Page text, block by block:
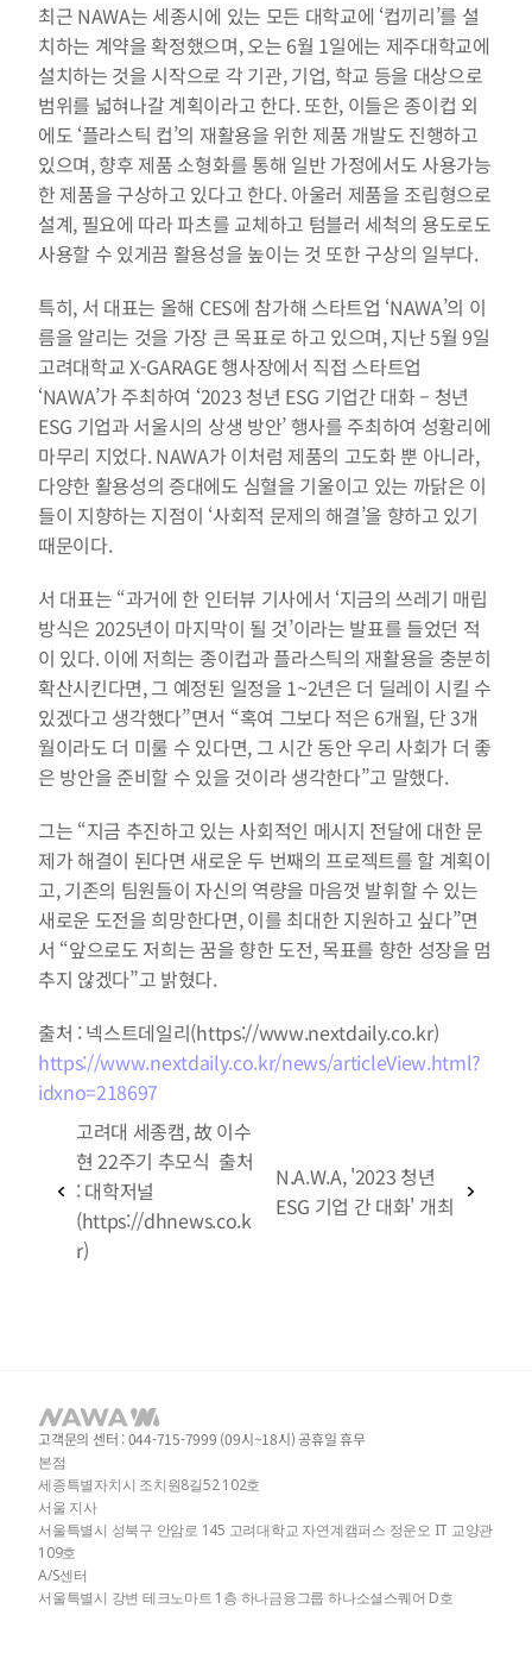
최근 NAWA는 세종시에 있는 모든 대학교에 ‘컵끼리’를 설
치하는 계약을 확정했으며, 오는 6월 1일에는 제주대학교에
설치하는 것을 시작으로 각 기관, 기업, 학교 등을 대상으로
범위를 넓혀나갈 계획이라고 한다. 또한, 이들은 종이컵 외
에도 ‘플라스틱 컵’의 재활용을 위한 제품 개발도 진행하고
있으며, 향후 제품 소형화를 통해 일반 가정에서도 사용가능
한 제품을 구상하고 있다고 한다. 아울러 제품을 조립형으로
설계, 필요에 따라 파츠를 교체하고 텀블러 세척의 용도로도
사용할 수 있게끔 활용성을 높이는 것 또한 구상의 일부다.
특히, 서 대표는 올해 CES에 참가해 스타트업 ‘NAWA’의 이
름을 알리는 것을 가장 큰 목표로 하고 있으며, 지난 5월 9일
고려대학교 X-GARAGE 행사장에서 직접 스타트업
‘NAWA’가 주최하여 ‘2023 청년 ESG 기업간 대화 – 청년
ESG 기업과 서울시의 상생 방안’ 행사를 주최하여 성황리에
마무리 지었다. NAWA가 이처럼 제품의 고도화 뿐 아니라,
다양한 활용성의 증대에도 심혈을 기울이고 있는 까닭은 이
들이 지향하는 지점이 ‘사회적 문제의 해결’을 향하고 있기
때문이다.
서 대표는 “과거에 한 인터뷰 기사에서 ‘지금의 쓰레기 매립
방식은 2025년이 마지막이 될 것’이라는 발표를 들었던 적
이 있다. 이에 저희는 종이컵과 플라스틱의 재활용을 충분히
확산시킨다면, 그 예정된 일정을 1~2년은 더 딜레이 시킬 수
있겠다고 생각했다”면서 “혹여 그보다 적은 6개월, 단 3개
월이라도 더 미룰 수 있다면, 그 시간 동안 우리 사회가 더 좋
은 방안을 준비할 수 있을 것이라 생각한다”고 말했다.
그는 “지금 추진하고 있는 사회적인 메시지 전달에 대한 문
제가 해결이 된다면 새로운 두 번째의 프로젝트를 할 계획이
고, 기존의 팀원들이 자신의 역량을 마음껏 발휘할 수 있는
새로운 도전을 희망한다면, 이를 최대한 지원하고 싶다”면
서 “앞으로도 저희는 꿈을 향한 도전, 목표를 향한 성장을 멈
추지 않겠다”고 밝혔다.
출처 : 넥스트데일리(https://www.nextdaily.co.kr)
https://www.nextdaily.co.kr/news/articleView.html?
idxno=218697
고려대 세종캠, 故 이수
현 22주기 추모식  출처
: 대학저널
(https://dhnews.co.k
r)
N.A.W.A, '2023 청년
ESG 기업 간 대화' 개최
본점
세종특별자치시 조치원8길52 102호
서울 지사
서울특별시 성북구 안암로 145 고려대학교 자연계캠퍼스 정운오 IT 교양관
109호
A/S센터
서울특별시 강변 테크노마트 1층 하나금융그룹 하나소셜스퀘어 D호
고객문의 센터 : 044-715-7999 (09시~18시) 공휴일 휴무